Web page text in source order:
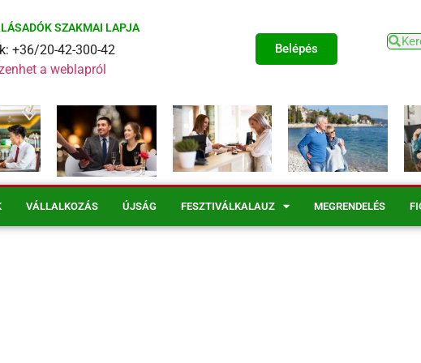
SZAKMAI LAPJA
+36/20-42-300-42
a weblapról
Belépés
VÁLLALKOZÁS ÚJSÁG FESZTIVÁLKALAUZ MEGRENDELÉS